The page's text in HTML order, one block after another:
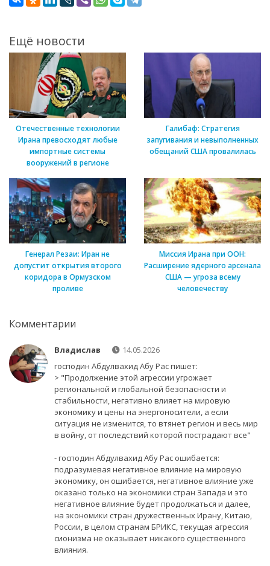
Ещё новости
Отечественные технологии
Ирана превосходят любые
импортные системы
вооружений в регионе
Галибаф: Стратегия
запугивания и невыполненных
обещаний США провалилась
Генерал Резаи: Иран не
допустит открытия второго
коридора в Ормузском
проливе
Миссия Ирана при ООН:
Расширение ядерного арсенала
США — угроза всему
человечеству
Комментарии
Владислав
14.05.2026
господин Абдулвахид Абу Рас пишет:
> "Продолжение этой агрессии угрожает
региональной и глобальной безопасности и
стабильности, негативно влияет на мировую
экономику и цены на энергоносители, а если
ситуация не изменится, то втянет регион и весь мир
в войну, от последствий которой пострадают все"
- господин Абдулвахид Абу Рас ошибается:
подразумевая негативное влияние на мировую
экономику, он ошибается, негативное влияние уже
оказано только на экономики стран Запада и это
негативное влияние будет продолжаться и далее,
на экономики стран дружественных Ирану, Китаю,
России, в целом странам БРИКС, текущая агрессия
сионизма не оказывает никакого существенного
влияния.